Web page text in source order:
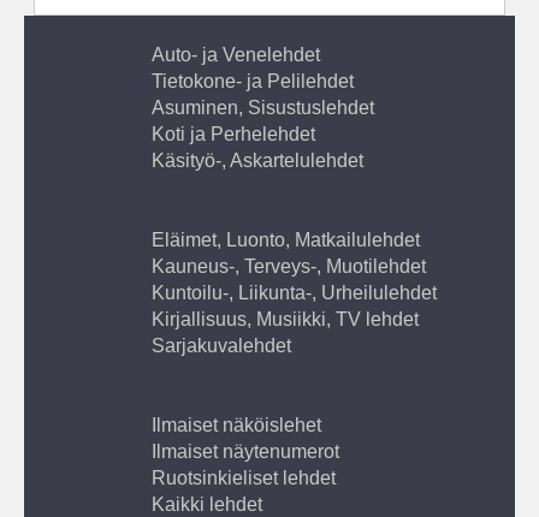
Auto- ja Venelehdet
Tietokone- ja Pelilehdet
Asuminen, Sisustuslehdet
Koti ja Perhelehdet
Käsityö-, Askartelulehdet
Eläimet, Luonto, Matkailulehdet
Kauneus-, Terveys-, Muotilehdet
Kuntoilu-, Liikunta-, Urheilulehdet
Kirjallisuus, Musiikki, TV lehdet
Sarjakuvalehdet
Ilmaiset näköislehet
Ilmaiset näytenumerot
Ruotsinkieliset lehdet
Kaikki lehdet